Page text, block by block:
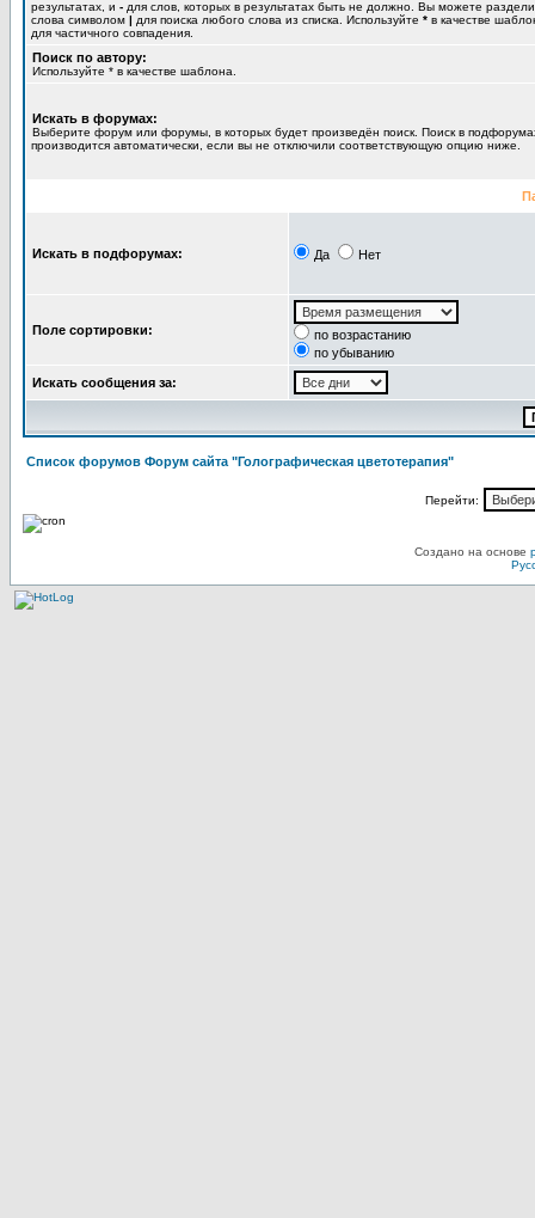
результатах, и - для слов, которых в результатах быть не должно. Вы можете
слова символом | для поиска любого слова из списка. Используйте * в качестве
для частичного совпадения.
Поиск по автору:
Используйте * в качестве шаблона.
Искать в форумах:
Выберите форум или форумы, в которых будет произведён поиск. Поиск в
производится автоматически, если вы не отключили соответствующую опцию ниже.
Искать в подфорумах: Да Нет
Поле сортировки:
по возрастанию
по убыванию
Искать сообщения за:
Список форумов Форум сайта "Голографическая цветотерапия"
Перейти:
Создано на основе